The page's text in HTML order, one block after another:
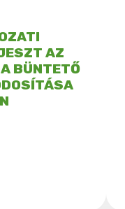
AZ
BÜNTETŐ